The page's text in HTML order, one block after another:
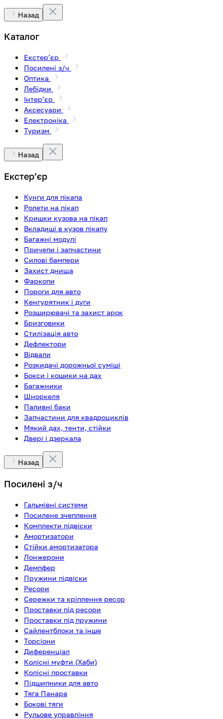
Назад
Каталог
Екстерʼєр
Посилені з/ч
Оптика
Лебідки
Інтерʼєр
Аксесуари
Електроніка
Туризм
Назад
Екстерʼєр
Кунги для пікапа
Ролети на пікап
Кришки кузова на пікап
Вкладиші в кузов пікапу
Багажні модулі
Причепи і запчастини
Силові бампери
Захист днища
Фаркопи
Пороги для авто
Кенгурятник і дуги
Розширювачі та захист арок
Бризговики
Стилізація авто
Дефлектори
Відвали
Розкидачі дорожньої суміші
Бокси і кошики на дах
Багажники
Шноркеля
Паливні баки
Запчастини для квадроциклів
Мякий дах, тенти, стійки
Двері і дзеркала
Назад
Посилені з/ч
Гальмівні системи
Посилене зчеплення
Комплекти підвіски
Амортизатори
Стійки амортизатора
Лонжерони
Демпфер
Пружини підвіски
Ресори
Сережки та кріплення ресор
Проставки під ресори
Проставки під пружини
Сайлентблоки та інше
Торсіони
Диференціал
Колісні муфти (Хаби)
Колісні проставки
Підшипники для авто
Тяга Панара
Бокові тяги
Рульове управління